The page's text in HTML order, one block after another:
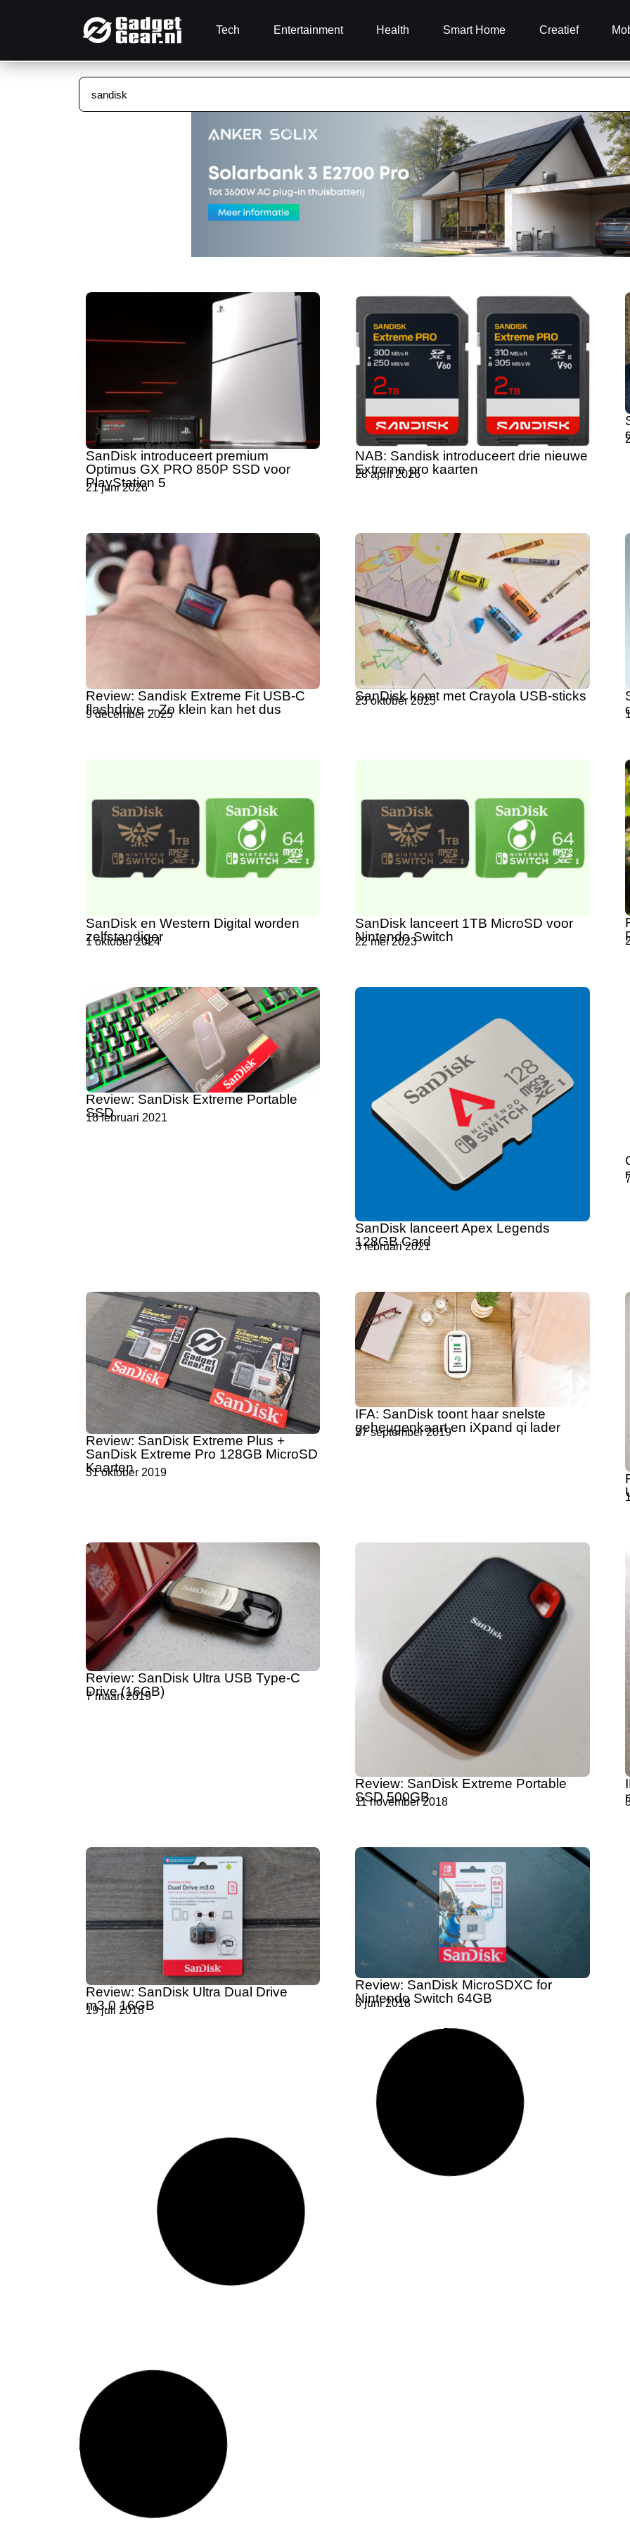
Tech Entertainment Health Smart Home Creatief
SanDisk introduceert premium
Optimus GX PRO 850P SSD voor
PlayStation 5
21 juni 2026
NAB: Sandisk introduceert drie nieuwe
Extreme pro kaarten
28 april 2026
Review: Sandisk Extreme Fit USB-C
flashdrive – Zo klein kan het dus
9 december 2025
SanDisk komt met Crayola USB-sticks
23 oktober 2025
SanDisk en Western Digital worden
zelfstandiger
1 oktober 2024
SanDisk lanceert 1TB MicroSD voor
Nintendo Switch
22 mei 2023
Review: SanDisk Extreme Portable
SSD
18 februari 2021
SanDisk lanceert Apex Legends
128GB Card
3 februari 2021
Review: SanDisk Extreme Plus +
SanDisk Extreme Pro 128GB MicroSD
Kaarten
31 oktober 2019
IFA: SanDisk toont haar snelste
geheugenkaart en iXpand qi lader
27 september 2019
Review: SanDisk Ultra USB Type-C
Drive (16GB)
7 maart 2019
Review: SanDisk Extreme Portable
SSD 500GB
11 november 2018
Review: SanDisk Ultra Dual Drive
m3.0 16GB
19 juli 2018
Review: SanDisk MicroSDXC for
Nintendo Switch 64GB
6 juni 2018